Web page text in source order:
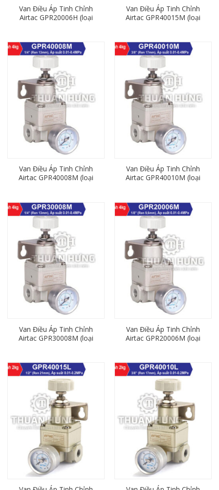
Van Điều Áp Tinh Chỉnh
Airtac GPR20006H (loại
Van Điều Áp Tinh Chỉnh
Airtac GPR40015M (loại
Van Điều Áp Tinh Chỉnh
Airtac GPR40008M (loại
Van Điều Áp Tinh Chỉnh
Airtac GPR40010M (loại
Van Điều Áp Tinh Chỉnh
Airtac GPR30008M (loại
Van Điều Áp Tinh Chỉnh
Airtac GPR20006M (loại